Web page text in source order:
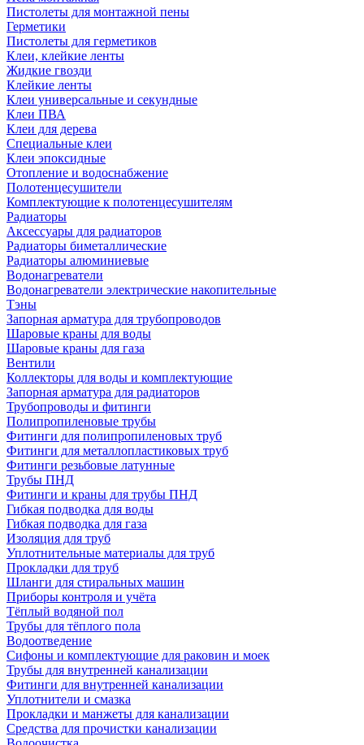
Пистолеты для монтажной пены
Герметики
Пистолеты для герметиков
Клеи, клейкие ленты
Жидкие гвозди
Клейкие ленты
Клеи универсальные и секундные
Клеи ПВА
Клеи для дерева
Специальные клеи
Клеи эпоксидные
Отопление и водоснабжение
Полотенцесушители
Комплектующие к полотенцесушителям
Радиаторы
Аксессуары для радиаторов
Радиаторы биметаллические
Радиаторы алюминиевые
Водонагреватели
Водонагреватели электрические накопительные
Тэны
Запорная арматура для трубопроводов
Шаровые краны для воды
Шаровые краны для газа
Вентили
Коллекторы для воды и комплектующие
Запорная арматура для радиаторов
Трубопроводы и фитинги
Полипропиленовые трубы
Фитинги для полипропиленовых труб
Фитинги для металлопластиковых труб
Фитинги резьбовые латунные
Трубы ПНД
Фитинги и краны для трубы ПНД
Гибкая подводка для воды
Гибкая подводка для газа
Изоляция для труб
Уплотнительные материалы для труб
Прокладки для труб
Шланги для стиральных машин
Приборы контроля и учёта
Тёплый водяной пол
Трубы для тёплого пола
Водоотведение
Сифоны и комплектующие для раковин и моек
Трубы для внутренней канализации
Фитинги для внутренней канализации
Уплотнители и смазка
Прокладки и манжеты для канализации
Средства для прочистки канализации